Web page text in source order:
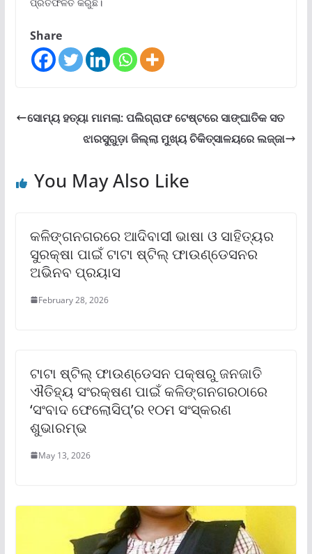
Share
ସୋମ୍ୟ ହତ୍ୟା ମାମଲା: ପଲିଗ୍ରାଫ ଟେଷ୍ଟରେ ସାଙ୍ଘାତିକ ସତ
ଝାରସୁଗୁଡ଼ା ଜିଲ୍ଲା ମୁଖ୍ୟ ଚିକିତ୍ସାଳୟରେ ଲଜ୍ଜା
You May Also Like
କଳିଙ୍ଗନଗରରେ ଆଦିବାସୀ ଭାଷା ଓ ସାହିତ୍ୟର
ସୁରକ୍ଷା ପାଇଁ ଟାଟା ଷ୍ଟିଲ୍ ଫାଉଣ୍ଡେସନର
ଅଭିନବ ପ୍ରୟାସ
February 28, 2026
ଟାଟା ଷ୍ଟିଲ୍ ଫାଉଣ୍ଡେସନ ପକ୍ଷରୁ ଜନଜାତି
ଐତିହ୍ୟ ସଂରକ୍ଷଣ ପାଇଁ କଳିଙ୍ଗନଗରଠାରେ
‘ସଂବାଦ ଫେଲୋସିପ୍’ର ୧୦ମ ସଂସ୍କରଣ
ଶୁଭାରମ୍ଭ
May 13, 2026